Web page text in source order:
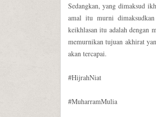
Sedangkan, yang dimaksud
amal itu murni
keikhlasan itu adalah dengan
memurnikan tujuan akhirat
akan tercapai.
#HijrahNiat
#MuharramMulia